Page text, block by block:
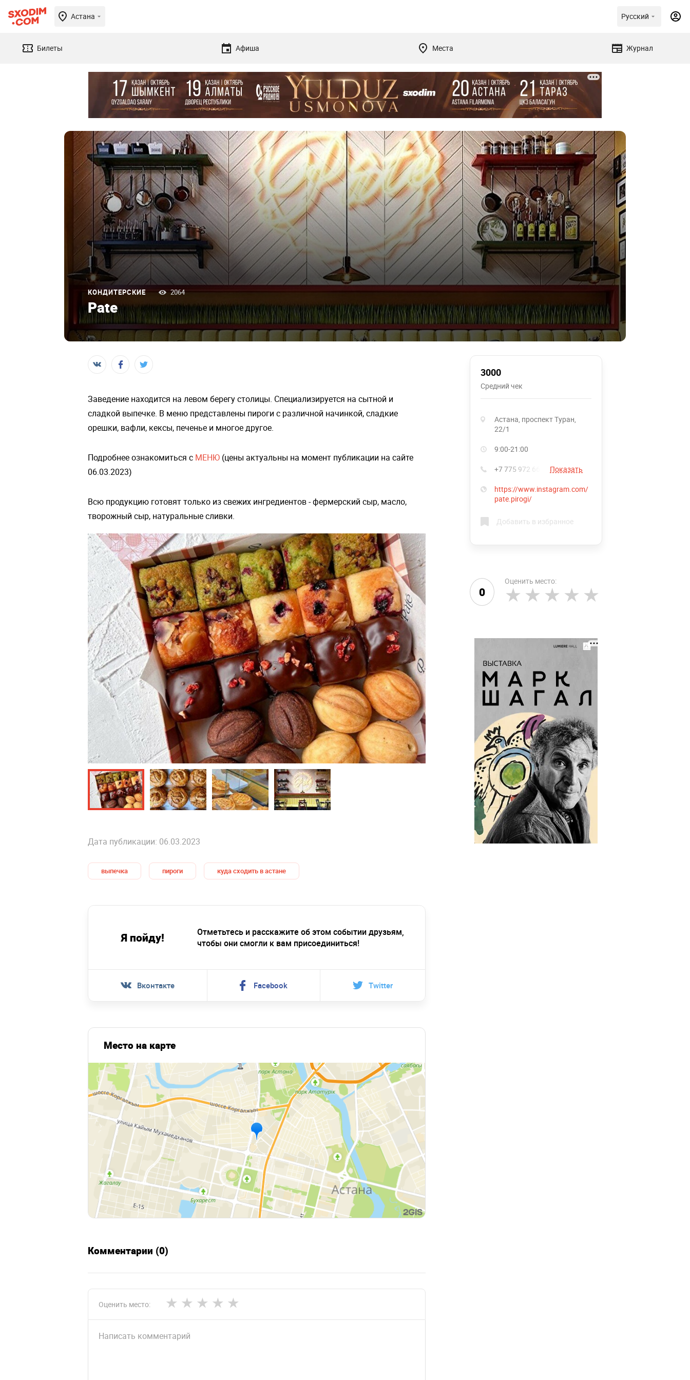
Астана Русский
Билеты Афиша Места Журнал
КОНДИТЕРСКИЕ 2064
Pate
3000
Средний чек
Астана, проспект Туран,
22/1
9:00-21:00
+7 775 972 66 47 Показать
https://www.instagram.com/
pate.pirogi/
Добавить в избранное
0
Оценить место:
Заведение находится на левом берегу столицы. Специализируется на сытной и
сладкой выпечке. В меню представлены пироги с различной начинкой, сладкие
орешки, вафли, кексы, печенье и многое другое.
Подробнее ознакомиться с МЕНЮ (цены актуальны на момент публикации на сайте
06.03.2023)
Всю продукцию готовят только из свежих ингредиентов - фермерский сыр, масло,
творожный сыр, натуральные сливки.
Дата публикации: 06.03.2023
выпечка пироги куда сходить в астане
Я пойду!
Отметьтесь и расскажите об этом событии друзьям,
чтобы они смогли к вам присоединиться!
Вконтакте Facebook Twitter
Место на карте
Комментарии (0)
Оценить место: